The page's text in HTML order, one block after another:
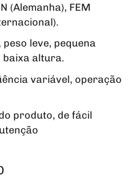
(Alemanha), FEM
leve, pequena
baixa altura.
variável, operação
produto, de fácil